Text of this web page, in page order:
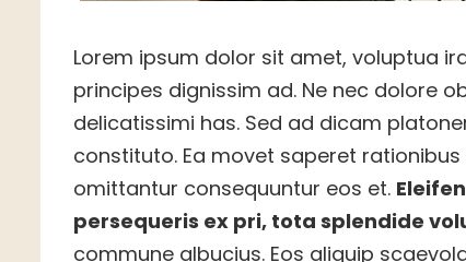
Lorem ipsum dolor sit amet, voluptua
principes dignissim ad. Ne nec dolore
delicatissimi has. Sed ad dicam
constituto. Ea movet saperet
omittantur consequuntur eos et.
persequeris ex pri, tota splendide
commune albucius. Eos aliquip